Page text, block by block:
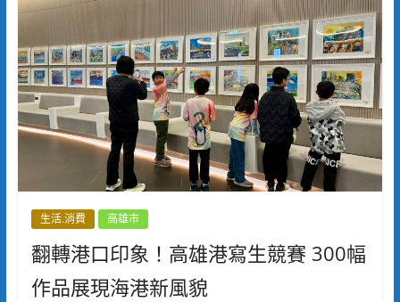
生活.消費 高雄市
翻轉港口印象！高雄港寫生競賽 300幅
作品展現海港新風貌